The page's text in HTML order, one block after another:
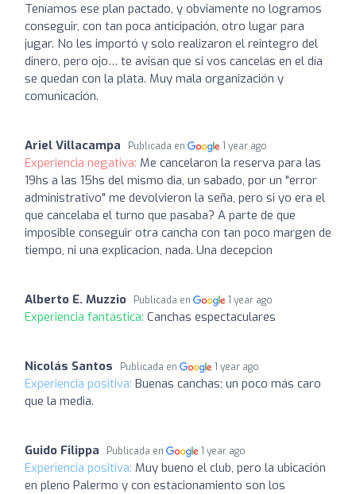
Teníamos ese plan pactado, y obviamente no logramos
conseguir, con tan poca anticipación, otro lugar para
jugar. No les importó y solo realizaron el reintegro del
dinero, pero ojo… te avisan que si vos cancelas en el día
se quedan con la plata. Muy mala organización y
comunicación.
Ariel Villacampa Publicada en 1 year ago
Experiencia negativa: Me cancelaron la reserva para las
19hs a las 15hs del mismo dia, un sabado, por un "error
administrativo" me devolvieron la seña, pero si yo era el
que cancelaba el turno que pasaba? A parte de que
imposible conseguir otra cancha con tan poco margen de
tiempo, ni una explicacion, nada. Una decepcion
Alberto E. Muzzio Publicada en 1 year ago
Experiencia fantástica: Canchas espectaculares
Nicolás Santos Publicada en 1 year ago
Experiencia positiva: Buenas canchas; un poco más caro
que la media.
Guido Filippa Publicada en 1 year ago
Experiencia positiva: Muy bueno el club, pero la ubicación
en pleno Palermo y con estacionamiento son los